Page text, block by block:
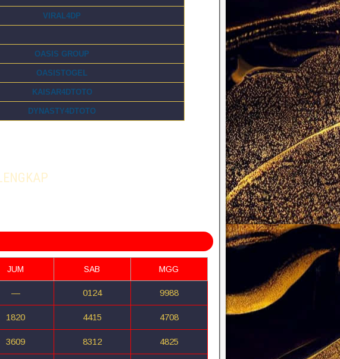
VIRAL4DP
OASIS GROUP
OASISTOGEL
KAISAR4DTOTO
DYNASTY4DTOTO
JUM SAB MGG
— 0124 9988
1820 4415 4708
3609 8312 4825